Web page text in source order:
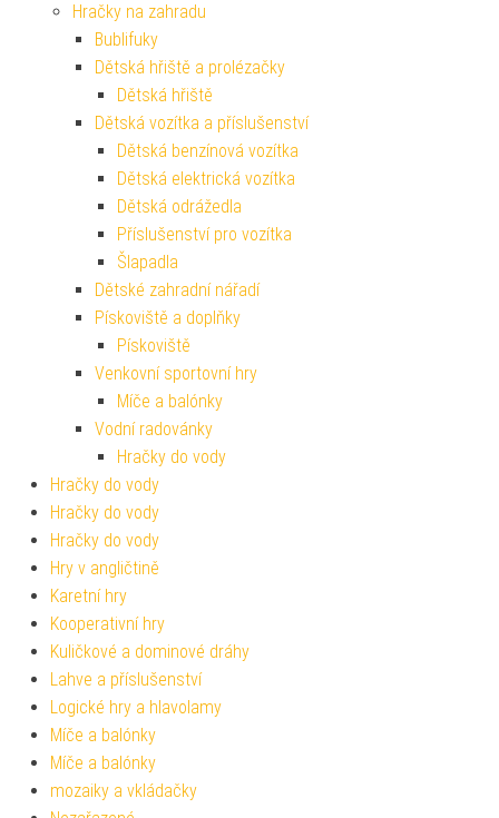
Hračky na zahradu
Bublifuky
Dětská hřiště a prolézačky
Dětská hřiště
Dětská vozítka a příslušenství
Dětská benzínová vozítka
Dětská elektrická vozítka
Dětská odrážedla
Příslušenství pro vozítka
Šlapadla
Dětské zahradní nářadí
Pískoviště a doplňky
Pískoviště
Venkovní sportovní hry
Míče a balónky
Vodní radovánky
Hračky do vody
Hračky do vody
Hračky do vody
Hračky do vody
Hry v angličtině
Karetní hry
Kooperativní hry
Kuličkové a dominové dráhy
Lahve a příslušenství
Logické hry a hlavolamy
Míče a balónky
Míče a balónky
mozaiky a vkládačky